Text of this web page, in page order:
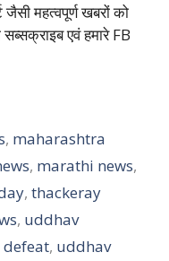
महत्वपूर्ण खबरों को
एवं हमारे FB
, maharashtra
, marathi news,
, thackeray
, uddhav
defeat, uddhav